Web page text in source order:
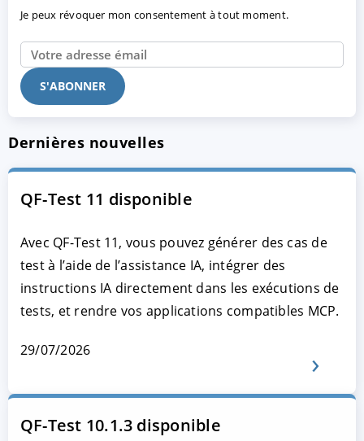
Je peux révoquer mon consentement à tout moment.
Dernières nouvelles
QF-Test 11 disponible
Avec QF-Test 11, vous pouvez générer des cas de
test à l’aide de l’assistance IA, intégrer des
instructions IA directement dans les exécutions de
tests, et rendre vos applications compatibles MCP.
29/07/2026
QF-Test 10.1.3 disponible